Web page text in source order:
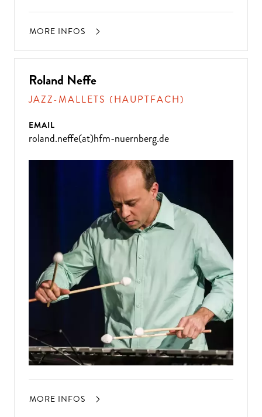
MORE INFOS
Roland Neffe
JAZZ-MALLETS (HAUPTFACH)
EMAIL
roland.neffe(at)hfm-nuernberg.de
MORE INFOS